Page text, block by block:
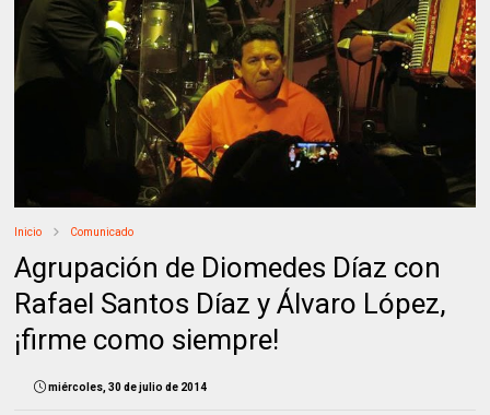
Inicio Comunicado
Agrupación de Diomedes Díaz con
Rafael Santos Díaz y Álvaro López,
¡firme como siempre!
miércoles, 30 de julio de 2014